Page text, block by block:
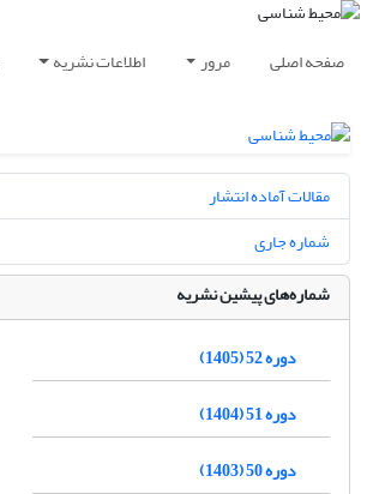
صفحه اصلی مرور اطلاعات نشریه
مقالات آماده انتشار
شماره جاری
شماره‌های پیشین نشریه
دوره 52 (1405)
دوره 51 (1404)
دوره 50 (1403)